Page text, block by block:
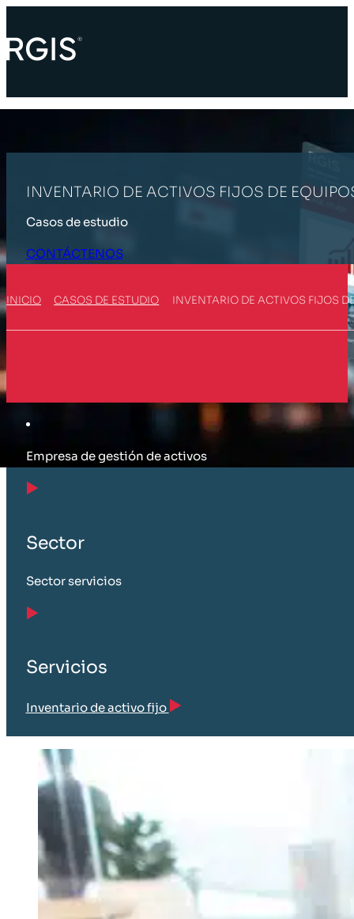
INVENTARIO DE ACTIVOS FIJOS DE
Casos de estudio
CONTÁCTENOS
INICIO CASOS DE ESTUDIO INVENTARIO DE ACTIVOS FIJOS
Empresa de gestión de activos
Sector
Sector servicios
Servicios
Inventario de activo fijo